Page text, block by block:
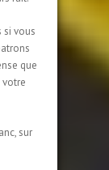
si vous
que
sur